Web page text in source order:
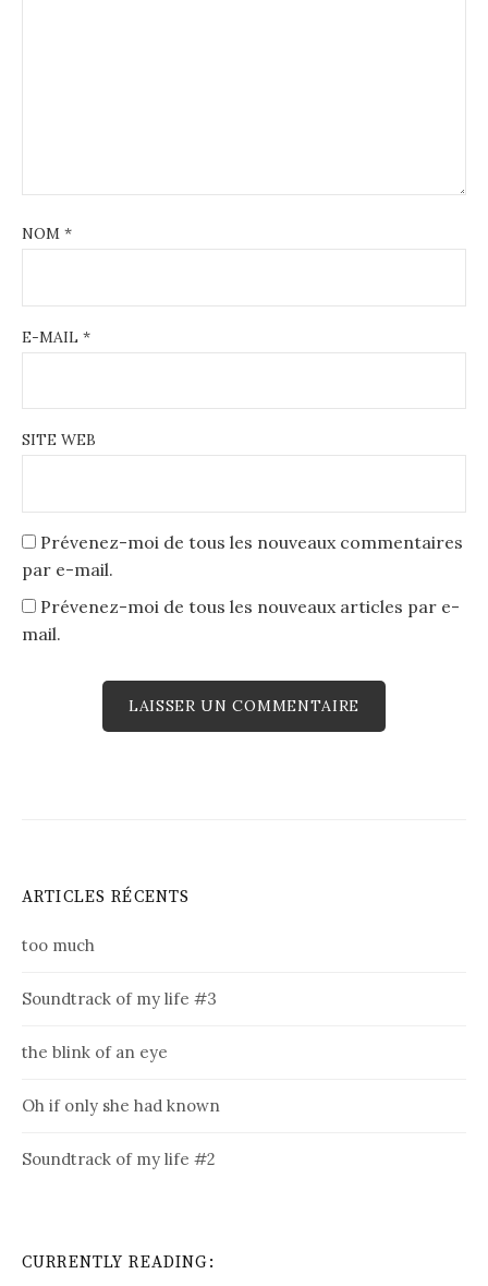
NOM *
E-MAIL *
SITE WEB
Prévenez-moi de tous les nouveaux commentaires
par e-mail.
Prévenez-moi de tous les nouveaux articles par e-
mail.
ARTICLES RÉCENTS
too much
Soundtrack of my life #3
the blink of an eye
Oh if only she had known
Soundtrack of my life #2
CURRENTLY READING: